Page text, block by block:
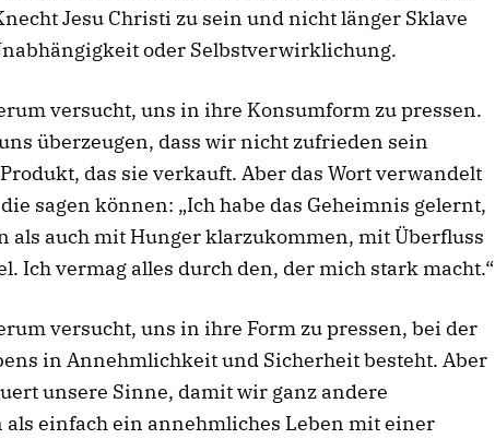
Jesu Christi zu sein und nicht länger Sklave
oder Selbstverwirklichung.
versucht, uns in ihre Konsumform zu pressen.
überzeugen, dass wir nicht zufrieden sein
das sie verkauft. Aber das Wort verwandelt
sagen können: „Ich habe das Geheimnis gelernt,
als auch mit Hunger klarzukommen, mit Überfluss
Ich vermag alles durch den, der mich stark macht.“
versucht, uns in ihre Form zu pressen, bei der
in Annehmlichkeit und Sicherheit besteht. Aber
unsere Sinne, damit wir ganz andere
einfach ein annehmliches Leben mit einer